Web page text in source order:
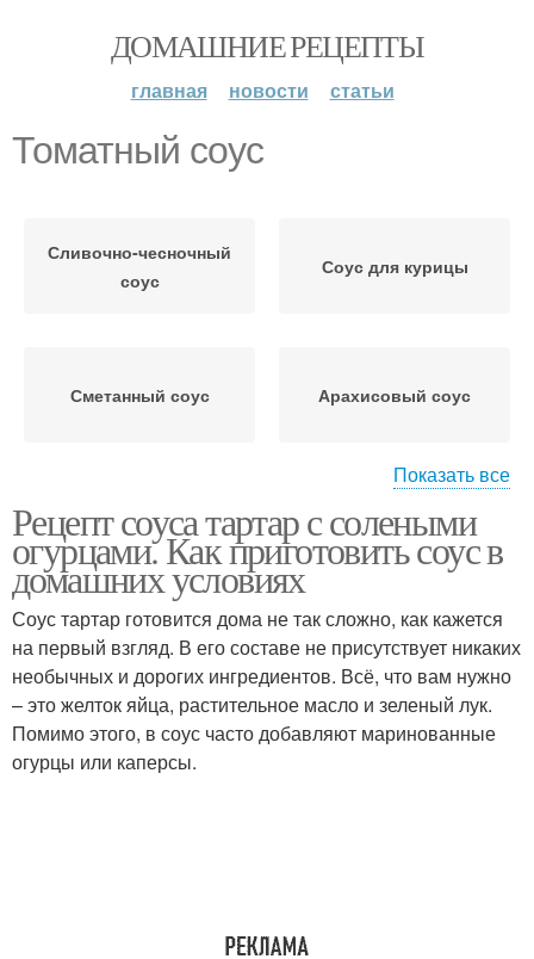
ДОМАШНИЕ РЕЦЕПТЫ
главная новости статьи
Томатный соус
Сливочно-чесночный
соус
Соус для курицы
Сметанный соус Арахисовый соус
Кисло-сладкий соус Соус со сметаной
Медово-горчичный
соус
Соус с йогуртом
Показать все
Рецепт соуса тартар с солеными
огурцами. Как приготовить соус в
домашних условиях
Соус тартар готовится дома не так сложно, как кажется
на первый взгляд. В его составе не присутствует никаких
необычных и дорогих ингредиентов. Всё, что вам нужно
– это желток яйца, растительное масло и зеленый лук.
Помимо этого, в соус часто добавляют маринованные
огурцы или каперсы.